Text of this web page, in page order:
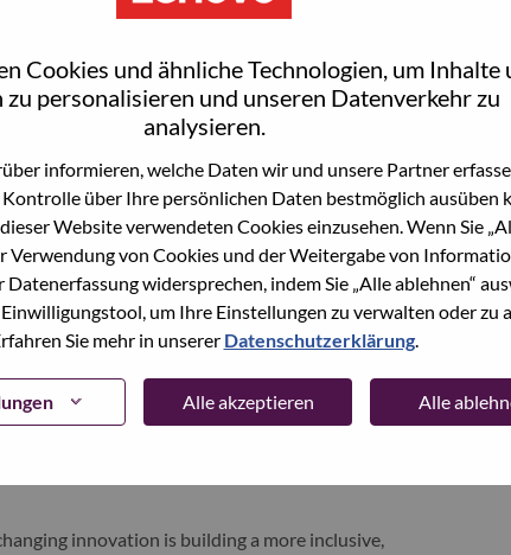
Cookies und ähnliche Technologien, um Inhalte
zu personalisieren und unseren Datenverkehr zu
analysieren.
informieren, welche Daten wir und unsere Partner
über Ihre persönlichen Daten bestmöglich ausüben
Website verwendeten Cookies einzusehen. Wenn Sie
Verwendung von Cookies und der Weitergabe von
Datenerfassung widersprechen, indem Sie „Alle ablehnen“
um Ihre Einstellungen zu verwalten oder zu
Sie mehr in unserer Datenschutzerklärung.
Alle akzeptieren Alle
do. We WOW our customers.
ranked #153 in the Fortune Global
markets. Focused on a bold vision to deliver
as the world’s largest PC company with a full-
devices (PCs, workstations, smartphones,
computing and software defined
continued investment in world-changing
smarter future for everyone, everywhere.
Lenovo Group Limited (HKSE: 992) (ADR:
innovation is building a more inclusive,